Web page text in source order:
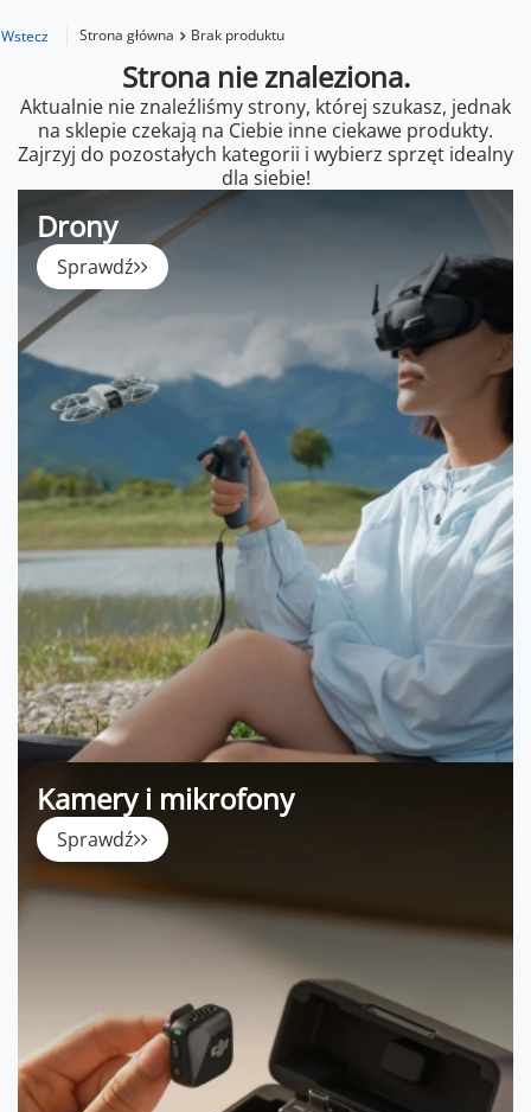
Wstecz Strona główna Brak produktu
Strona nie znaleziona.
Aktualnie nie znaleźliśmy strony, której szukasz, jednak
na sklepie czekają na Ciebie inne ciekawe produkty.
Zajrzyj do pozostałych kategorii i wybierz sprzęt idealny
dla siebie!
Drony
Sprawdź
Kamery i mikrofony
Sprawdź